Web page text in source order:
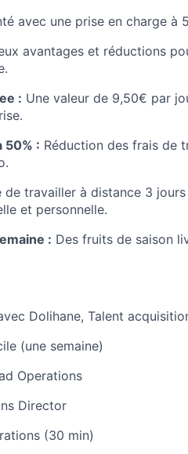
avec une prise en charge à
avantages et réductions
: Une valeur de 9,50€ par
50% : Réduction des frais de
de travailler à distance 3
et personnelle.
: Des fruits de saison
Dolihane, Talent
(une semaine)
Operations
Director
(30 min)